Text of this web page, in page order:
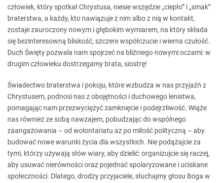
człowiek, który spotkał Chrystusa, niesie wszędzie „ciepło” i „smak”
braterstwa, a każdy, kto nawiązuje z nim albo z nią w kontakt,
zostaje zauroczony nowym i głębokim wymiarem, na który składa
się bezinteresowną bliskość, szczere współczucie i wierna czułość.
Duch Święty pozwala nam spojrzeć na bliźniego nowymi oczami: w
drugim człowieku dostrzegamy brata, siostrę!
Świadectwo braterstwa i pokoju, które wzbudza w nas przyjaźń z
Chrystusem, podnosi nas z obojętności i duchowego lenistwa,
pomagając nam przezwyciężyć zamknięcie i podejrzliwość. Wiąże
nas również ze sobą nawzajem, pobudzając do wspólnego
zaangażowania – od wolontariatu aż po miłość polityczną – aby
budować nowe warunki życia dla wszystkich. Nie podążajcie za
tymi, którzy używają słów wiary, aby dzielić: organizujcie się raczej,
aby usuwać nierówności oraz pojednać spolaryzowane i uciskane
społeczności. Dlatego, drodzy przyjaciele, słuchajmy głosu Boga w